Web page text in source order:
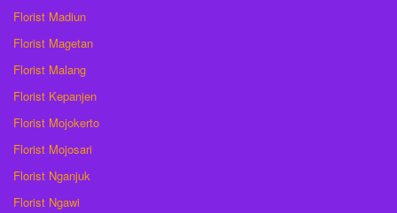
Florist Madiun
Florist Magetan
Florist Malang
Florist Kepanjen
Florist Mojokerto
Florist Mojosari
Florist Nganjuk
Florist Ngawi